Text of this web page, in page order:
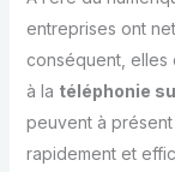
entreprises ont
conséquent, elles
à la téléphonie
peuvent à
rapidement et